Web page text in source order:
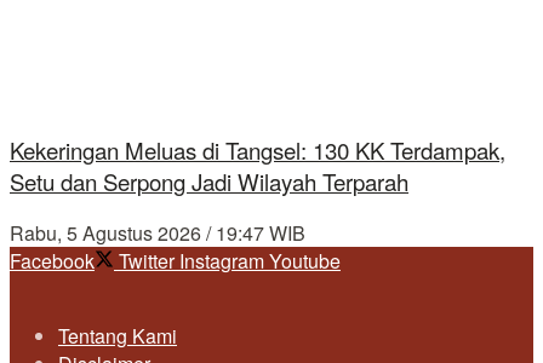
Kekeringan Meluas di Tangsel: 130 KK Terdampak,
Setu dan Serpong Jadi Wilayah Terparah
Rabu, 5 Agustus 2026 / 19:47 WIB
Facebook
Twitter InstagramYoutube
Tentang Kami